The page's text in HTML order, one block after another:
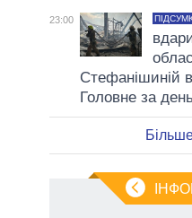
23:00
Стефанішиній
Головне за день